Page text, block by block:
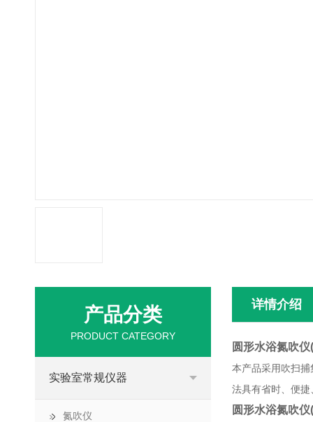
详情介绍
圆形水浴氮吹
本产品采用吹扫
法具有省时、便
圆形水浴氮吹
产品分类
PRODUCT CATEGORY
实验室常规仪器
氮吹仪